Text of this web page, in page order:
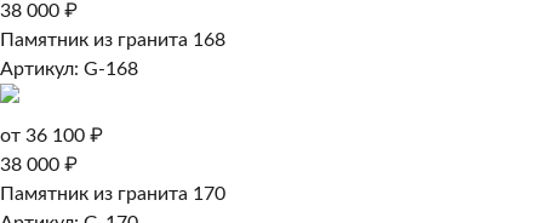
38 000 ₽
Памятник из гранита 168
Артикул: G-168
от 36 100 ₽
38 000 ₽
Памятник из гранита 170